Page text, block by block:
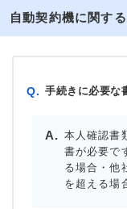
自動契約機に関す
Q. 手続きに必要な
本人確認書
書が必要で
る場合・他
を超える場